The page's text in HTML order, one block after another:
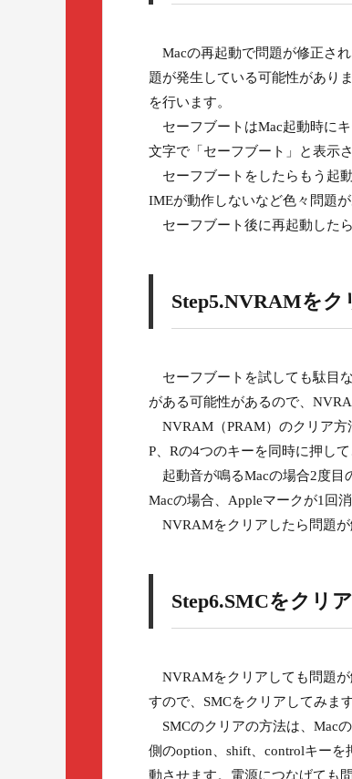
Macの再起動で問題が修正さ
題が発生している可能性があり
を行います。
セーフブートはMac起動時に
文字で「セーフブート」と表示
セーフブートをしたらもう起
IMEが動作しないなど色々問題
セーフブート後に再起動した
Step5.NVRAMをク
セーフブートを試しても駄目
がある可能性があるので、
NVRAM（PRAM）のクリア方
P、Rの4つのキーを同時に押し
起動音が鳴るMacの場合2度目
Macの場合、Appleマークが1回
NVRAMをクリアしたら問題が
Step6.SMCをクリ
NVRAMをクリアしても問題が
すので、SMCをクリアしてみます
SMCのクリアの方法は、Mac
側のoption、shift、controlキー
動させます。電源につなげても